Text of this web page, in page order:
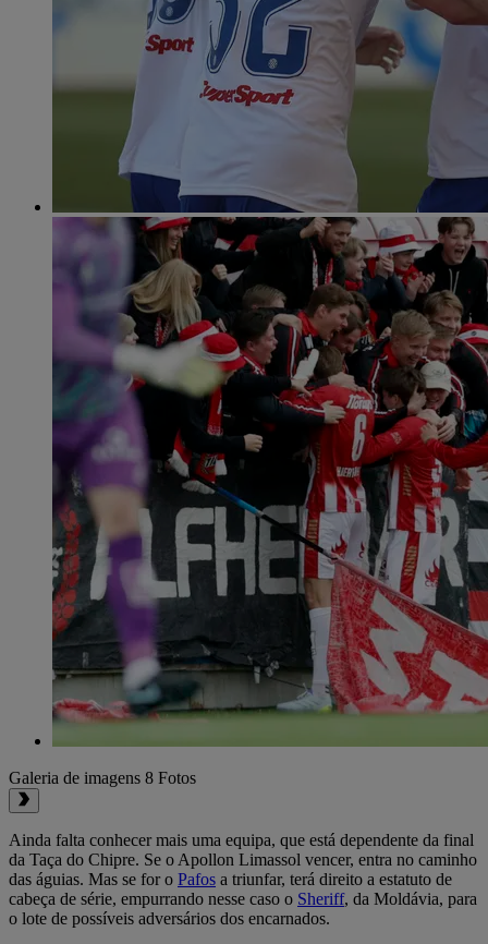
Galeria de imagens 8 Fotos
Ainda falta conhecer mais uma equipa, que está dependente da final
da Taça do Chipre. Se o Apollon Limassol vencer, entra no caminho
das águias. Mas se for o Pafos a triunfar, terá direito a estatuto de
cabeça de série, empurrando nesse caso o Sheriff, da Moldávia, para
o lote de possíveis adversários dos encarnados.